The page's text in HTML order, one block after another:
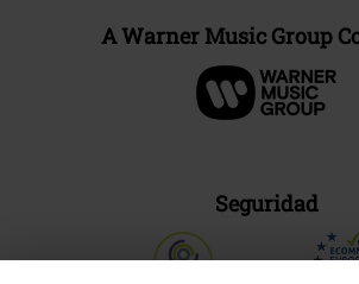
A Warner Music Group
Seguridad